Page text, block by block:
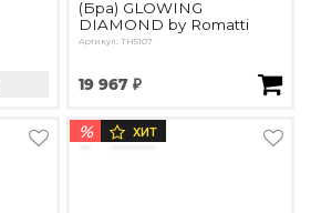
(Бра) GLOWING
DIAMOND by Romatti
Артикул: TH5107
19 967 ₽
% ХИТ